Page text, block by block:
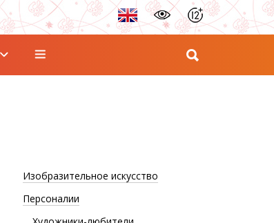
Изобразительное искусство
Персоналии